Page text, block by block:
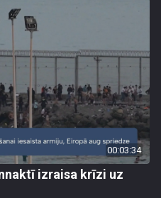
00:03:34
izraisa krīzi uz